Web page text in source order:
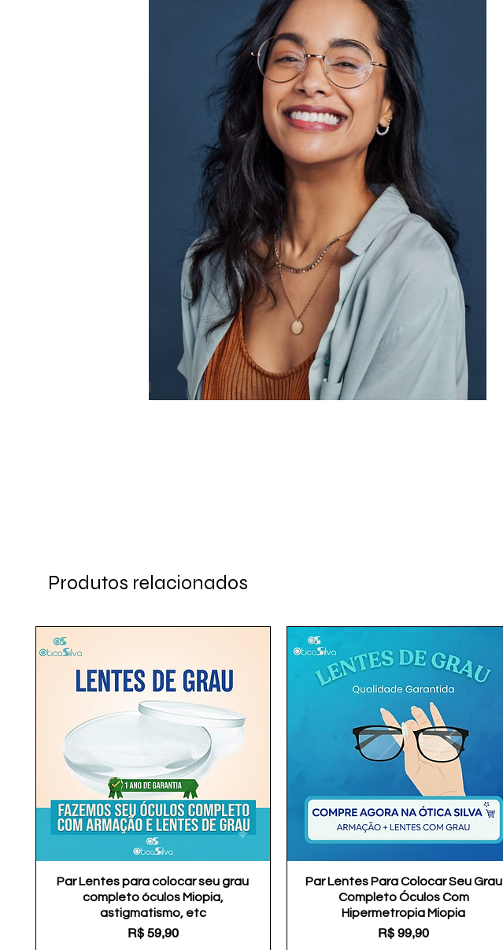
Produtos relacionados
Visualização rápida
Par Lentes para colocar seu grau
completo óculos Miopia,
astigmatismo, etc
Preço
R$ 59,90
Visualização rápida
Par Lentes Para Colocar Seu Grau
Completo Óculos Com
Hipermetropia Miopia
Preço
R$ 99,90